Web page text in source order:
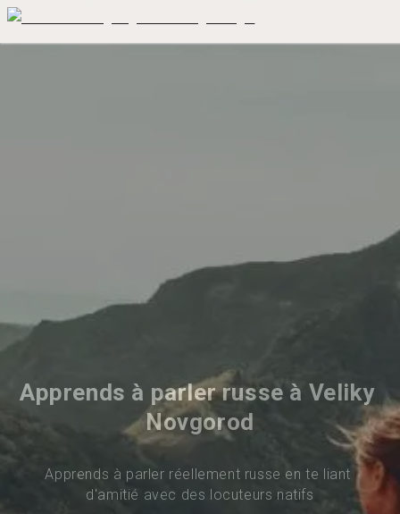
Apprends à parler russe à Veliky
Novgorod
Apprends à parler réellement russe en te liant
d'amitié avec des locuteurs natifs